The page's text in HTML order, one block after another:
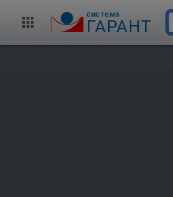
cистема
ГАРАНТ